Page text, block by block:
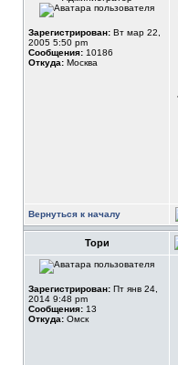
Зарегистрирован: Вт мар 22,
2005 5:50 pm
Сообщения: 10186
Откуда: Москва
Вернуться к началу
Тори
Зарегистрирован: Пт янв 24,
2014 9:48 pm
Сообщения: 13
Откуда: Омск